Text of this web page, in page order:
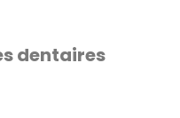
dentaires